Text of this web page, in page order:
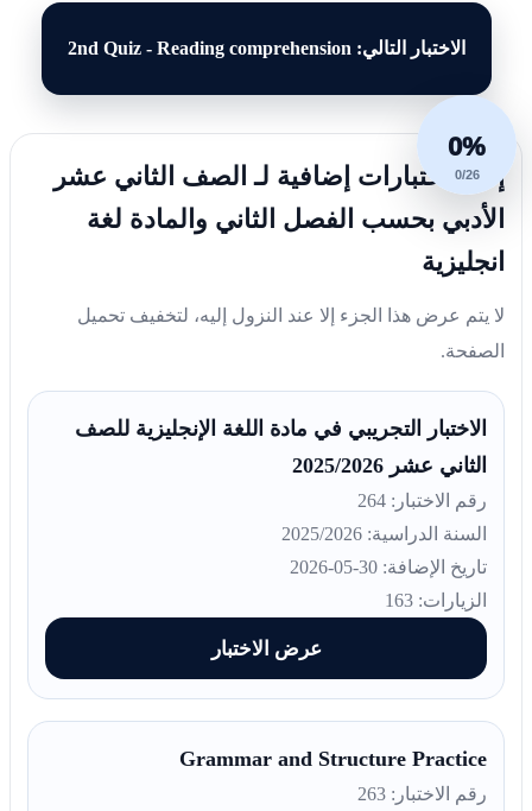
الاختبار التالي: 2nd Quiz - Reading comprehension
0%
0/26
إليك اختبارات إضافية لـ الصف الثاني عشر
الأدبي بحسب الفصل الثاني والمادة لغة
انجليزية
لا يتم عرض هذا الجزء إلا عند النزول إليه، لتخفيف تحميل
الصفحة.
الاختبار التجريبي في مادة اللغة الإنجليزية للصف
الثاني عشر 2025/2026
رقم الاختبار: 264
السنة الدراسية: 2025/2026
تاريخ الإضافة: 30-05-2026
الزيارات: 163
عرض الاختبار
Grammar and Structure Practice
رقم الاختبار: 263